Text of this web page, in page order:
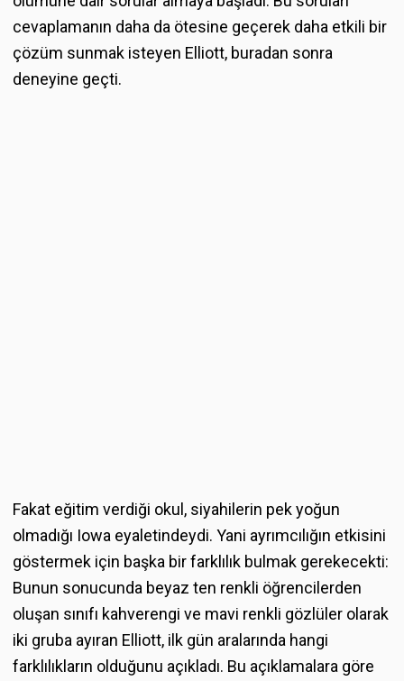
cevaplamanın daha da ötesine geçerek daha etkili bir
çözüm sunmak isteyen Elliott, buradan sonra
deneyine geçti.
Fakat eğitim verdiği okul, siyahilerin pek yoğun
olmadığı Iowa eyaletindeydi. Yani ayrımcılığın etkisini
göstermek için başka bir farklılık bulmak gerekecekti:
Bunun sonucunda beyaz ten renkli öğrencilerden
oluşan sınıfı kahverengi ve mavi renkli gözlüler olarak
iki gruba ayıran Elliott, ilk gün aralarında hangi
farklılıkların olduğunu açıkladı. Bu açıklamalara göre